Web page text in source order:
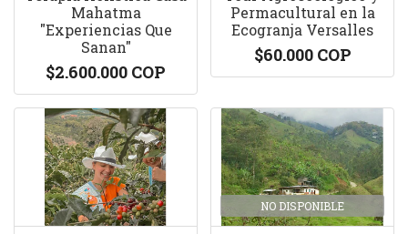
Mahatma
"Experiencias Que
Sanan"
$2.600.000 COP
Permacultural en la
Ecogranja Versalles
$60.000 COP
NO DISPONIBLE